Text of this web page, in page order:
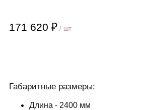
171 620 ₽ / шт
Габаритные размеры:
Длина - 2400 мм